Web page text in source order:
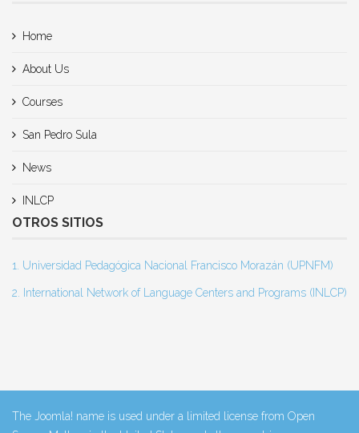
Home
About Us
Courses
San Pedro Sula
News
INLCP
OTROS SITIOS
1. Universidad Pedagógica Nacional Francisco Morazán (UPNFM)
2. International Network of Language Centers and Programs (INLCP)
The Joomla! name is used under a limited license from Open